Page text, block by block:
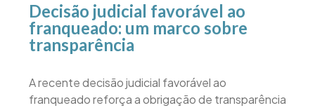
Decisão judicial favorável ao
franqueado: um marco sobre
transparência
A recente decisão judicial favorável ao
franqueado reforça a obrigação de transparência